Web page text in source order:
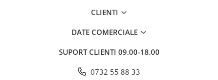
CLIENTI
DATE COMERCIALE
SUPORT CLIENTI 09.00-18.00
0732 55 88 33